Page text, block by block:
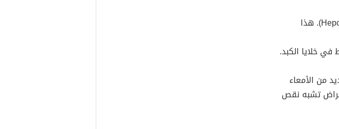
الكبد هو العضو المسؤول عن إنتاج هرمون يسمى “الهيبسيدين” (Hepcidin). هذا
خلايا الكبد.
من الأمعاء
تشبه نقص